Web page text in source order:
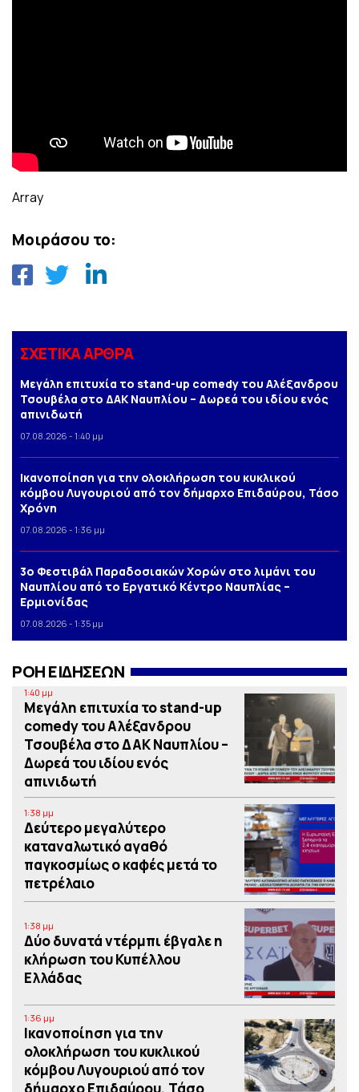
Array
Μοιράσου το:
ΣΧΕΤΙΚΑ ΑΡΘΡΑ
Μεγάλη επιτυχία το stand-up comedy του Αλέξανδρου
Τσουβέλα στο ΔΑΚ Ναυπλίου – Δωρεά του ιδίου ενός
απινιδωτή
07.08.2026 - 1:40 μμ
Iκανοποίηση για την ολοκλήρωση του κυκλικού
κόμβου Λυγουριού από τον δήμαρχο Επιδαύρου, Τάσο
Χρόνη
07.08.2026 - 1:36 μμ
3o Φεστιβάλ Παραδοσιακών Χορών στο λιμάνι του
Ναυπλίου από το Εργατικό Κέντρο Ναυπλίας –
Ερμιονίδας
07.08.2026 - 1:35 μμ
ΡΟΗ ΕΙΔΗΣΕΩΝ
1:40 μμ
Μεγάλη επιτυχία το stand-up
comedy του Αλέξανδρου
Τσουβέλα στο ΔΑΚ Ναυπλίου –
Δωρεά του ιδίου ενός
απινιδωτή
1:38 μμ
Δεύτερο μεγαλύτερο
καταναλωτικό αγαθό
παγκοσμίως ο καφές μετά το
πετρέλαιο
1:38 μμ
Δύο δυνατά ντέρμπι έβγαλε η
κλήρωση του Κυπέλλου
Ελλάδας
1:36 μμ
Iκανοποίηση για την
ολοκλήρωση του κυκλικού
κόμβου Λυγουριού από τον